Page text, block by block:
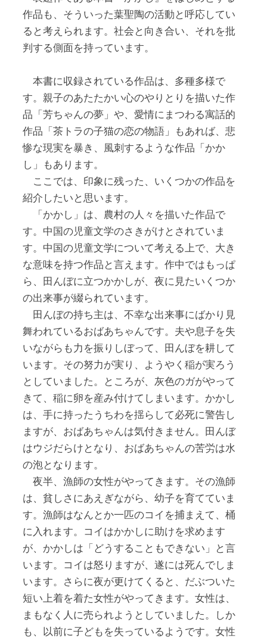
作品も、そういった葉聖陶の活動と呼応してい
ると考えられます。社会と向き合い、それを批
判する側面を持っています。
本書に収録されている作品は、多種多様で
す。親子のあたたかい心のやりとりを描いた作
品「芳ちゃんの夢」や、愛情にまつわる寓話的
作品「茶トラの子猫の恋の物語」もあれば、悲
惨な現実を暴き、風刺するような作品「かか
し」もあります。
ここでは、印象に残った、いくつかの作品を
紹介したいと思います。
「かかし」は、農村の人々を描いた作品で
す。中国の児童文学のさきがけとされていま
す。中国の児童文学について考える上で、大き
な意味を持つ作品と言えます。作中ではもっぱ
ら、田んぼに立つかかしが、夜に見たいくつか
の出来事が綴られています。
田んぼの持ち主は、不幸な出来事にばかり見
舞われているおばあちゃんです。夫や息子を失
いながらも力を振りしぼって、田んぼを耕して
います。その努力が実り、ようやく稲が実ろう
としていました。ところが、灰色のガがやって
きて、稲に卵を産み付けてしまいます。かかし
は、手に持ったうちわを揺らして必死に警告し
ますが、おばあちゃんは気付きません。田んぼ
はウジだらけとなり、おばあちゃんの苦労は水
の泡となります。
夜半、漁師の女性がやってきます。その漁師
は、貧しさにあえぎながら、幼子を育てていま
す。漁師はなんとか一匹のコイを捕まえて、桶
に入れます。コイはかかしに助けを求めます
が、かかしは「どうすることもできない」と言
います。コイは怒りますが、遂には死んでしま
います。さらに夜が更けてくると、だぶついた
短い上着を着た女性がやってきます。女性は、
まもなく人に売られようとしていました。しか
も、以前に子どもを失っているようです。女性